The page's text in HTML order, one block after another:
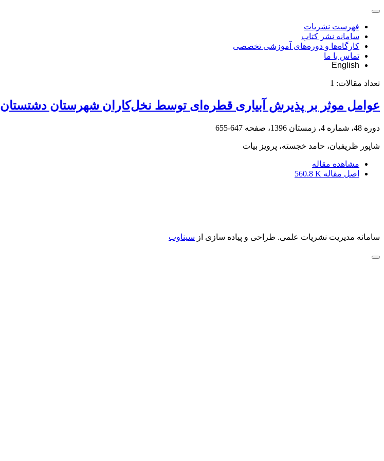
فهرست نشریات
سامانه نشر کتاب
کارگاه‌ها و دوره‌های آموزشی تخصصی
تماس با ما
English
تعداد مقالات: 1
عوامل موثر بر پذیرش آبیاری قطره‌ای توسط نخل‌کاران شهرستان دشتستان
دوره 48، شماره 4، زمستان 1396، صفحه 647-655
شاپور ظریفیان، حامد خجسته، پرویز بیات
مشاهده مقاله
اصل مقاله 560.8 K
سامانه مدیریت نشریات علمی. طراحی و پیاده سازی از سیناوب